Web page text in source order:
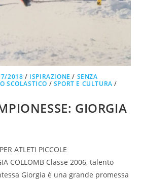
2018 / ISPIRAZIONE / SENZA
SCOLASTICO / SPORT E CULTURA /
GIORGIA
ATLETI PICCOLE
COLLOMB Classe 2006, talento
Giorgia è una grande promessa